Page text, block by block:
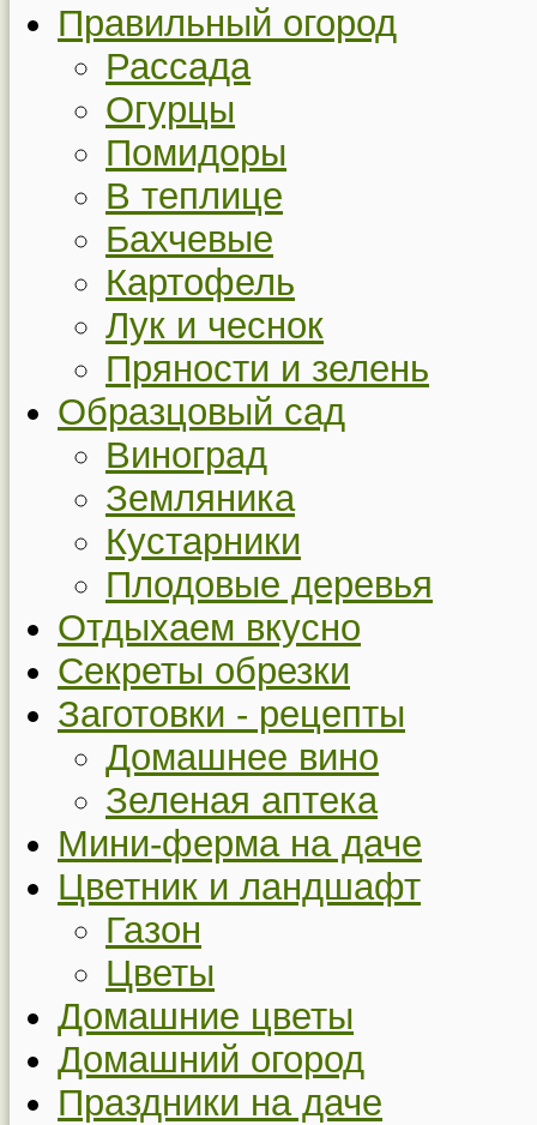
Правильный огород
Рассада
Огурцы
Помидоры
В теплице
Бахчевые
Картофель
Лук и чеснок
Пряности и зелень
Образцовый сад
Виноград
Земляника
Кустарники
Плодовые деревья
Отдыхаем вкусно
Секреты обрезки
Заготовки - рецепты
Домашнее вино
Зеленая аптека
Мини-ферма на даче
Цветник и ландшафт
Газон
Цветы
Домашние цветы
Домашний огород
Праздники на даче